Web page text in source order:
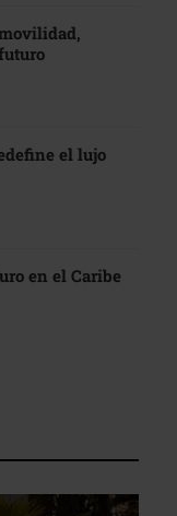
el lujo
en el Caribe